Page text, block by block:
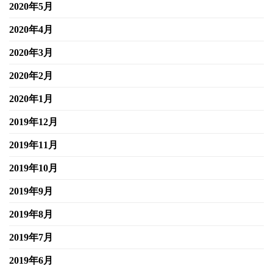
2020年5月
2020年4月
2020年3月
2020年2月
2020年1月
2019年12月
2019年11月
2019年10月
2019年9月
2019年8月
2019年7月
2019年6月